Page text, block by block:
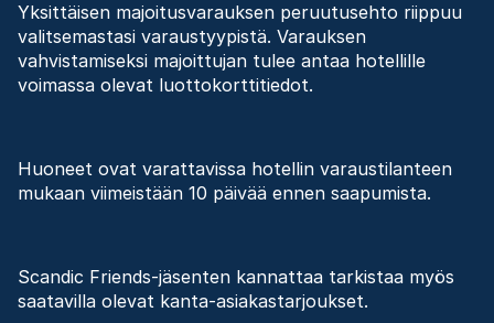
Yksittäisen majoitusvarauksen peruutusehto riippuu
valitsemastasi varaustyypistä. Varauksen
vahvistamiseksi majoittujan tulee antaa hotellille
voimassa olevat luottokorttitiedot.
Huoneet ovat varattavissa hotellin varaustilanteen
mukaan viimeistään 10 päivää ennen saapumista.
Scandic Friends-jäsenten kannattaa tarkistaa myös
saatavilla olevat kanta-asiakastarjoukset.